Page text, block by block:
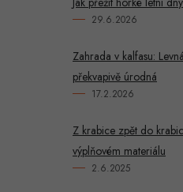
29.6.2026
Zahrada v kalfasu:
překvapivě úrodná
17.2.2026
Z krabice zpět do
výplňovém materiálu
2.6.2025